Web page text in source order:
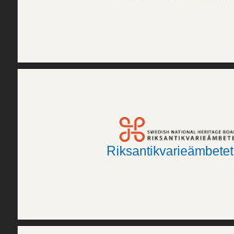
Riksantikvarieämbetet